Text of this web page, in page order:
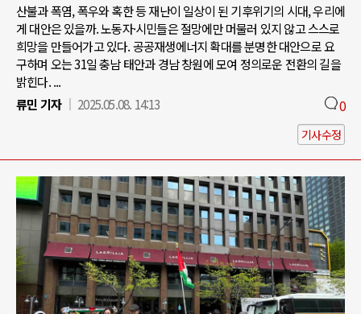
산불과 폭염, 폭우와 혹한 등 재난이 일상이 된 기후위기의 시대, 우리에
게 대안은 있을까. 노동자·시민들은 절망에만 머물러 있지 않고 스스로
희망을 만들어가고 있다. 공공재생에너지 확대를 분명한 대안으로 요
구하며 오는 31일 충남 태안과 경남 창원에 모여 정의로운 전환의 길을
밝힌다. ...
류민 기자
2025.05.08. 14:13 0
기사수정